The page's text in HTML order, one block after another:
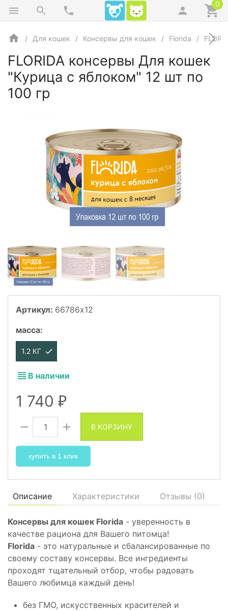
0
Для кошек Консервы для кошек Florida
FLORIDA консервы Для кошек
"Курица с яблоком" 12 шт по
100 гр
Артикул: 66786x12
масса:
1.2 КГ
В наличии
1 740 ₽
В КОРЗИНУ
купить в 1 клик
Описание Характеристики Отзывы (0)
Консервы для кошек Florida - уверенность в
качестве рациона для Вашего питомца!
Florida - это натуральные и сбалансированные по
своему составу консервы. Все ингредиенты
проходят тщательный отбор, чтобы радовать
Вашего любимца каждый день!
без ГМО, искусственных красителей и